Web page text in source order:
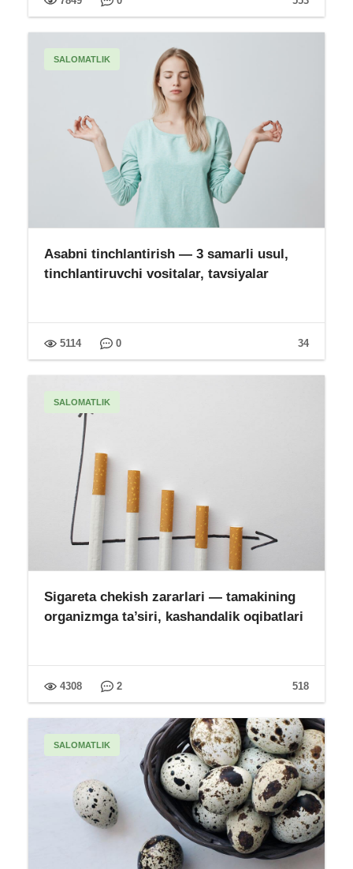
SALOMATLIK
Asabni tinchlantirish — 3 samarli usul,
tinchlantiruvchi vositalar, tavsiyalar
34
5114 0
SALOMATLIK
Sigareta chekish zararlari — tamakining
organizmga ta’siri, kashandalik oqibatlari
518
4308 2
SALOMATLIK